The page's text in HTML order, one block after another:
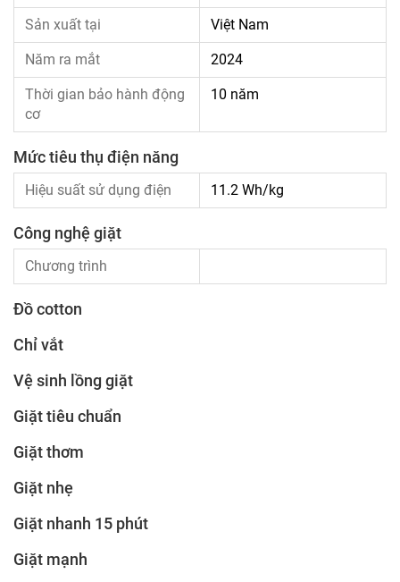
Sản xuất tại Việt Nam
Năm ra mắt 2024
Thời gian bảo hành động
cơ
10 năm
Mức tiêu thụ điện năng
Hiệu suất sử dụng điện 11.2 Wh/kg
Công nghệ giặt
Chương trình
Đồ cotton
Chỉ vắt
Vệ sinh lồng giặt
Giặt tiêu chuẩn
Giặt thơm
Giặt nhẹ
Giặt nhanh 15 phút
Giặt mạnh